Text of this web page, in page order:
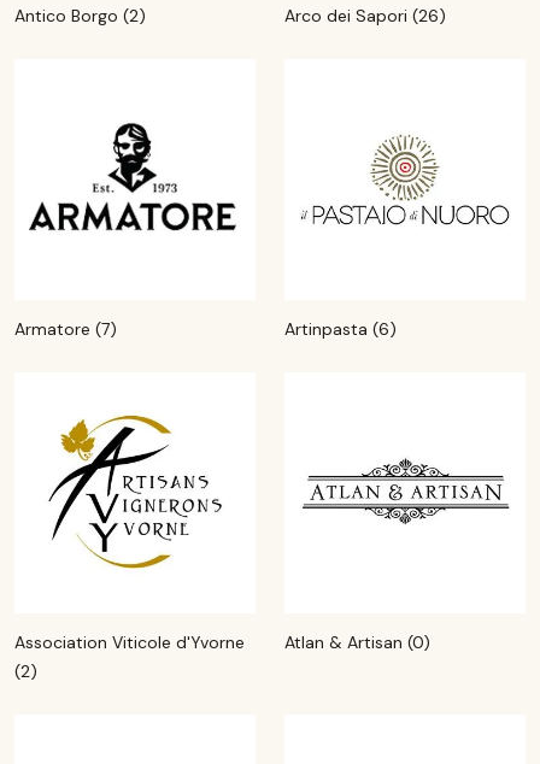
Antico Borgo (2) Arco dei Sapori (26)
Armatore (7) Artinpasta (6)
Association Viticole d'Yvorne
(2)
Atlan & Artisan (0)